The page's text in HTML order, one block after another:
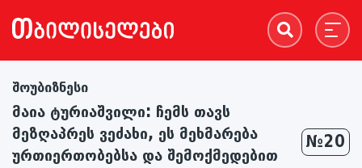
შოუბიზნესი
მაია ტურიაშვილი: ჩემს თავს
მეზღაპრეს ვეძახი, ეს მეხმარება
ურთიერთობებსა და შემოქმედებით
№20